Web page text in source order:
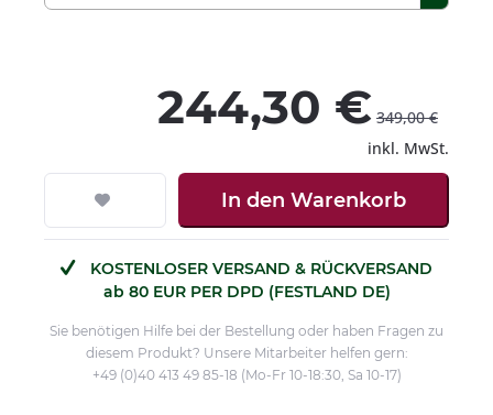
244,30 € 349,00 €
inkl. MwSt.
In den Warenkorb
KOSTENLOSER VERSAND & RÜCKVERSAND
ab 80 EUR PER DPD (FESTLAND DE)
Sie benötigen Hilfe bei der Bestellung oder haben Fragen zu
diesem Produkt? Unsere Mitarbeiter helfen gern:
+49 (0)40 413 49 85-18 (Mo-Fr 10-18:30, Sa 10-17)